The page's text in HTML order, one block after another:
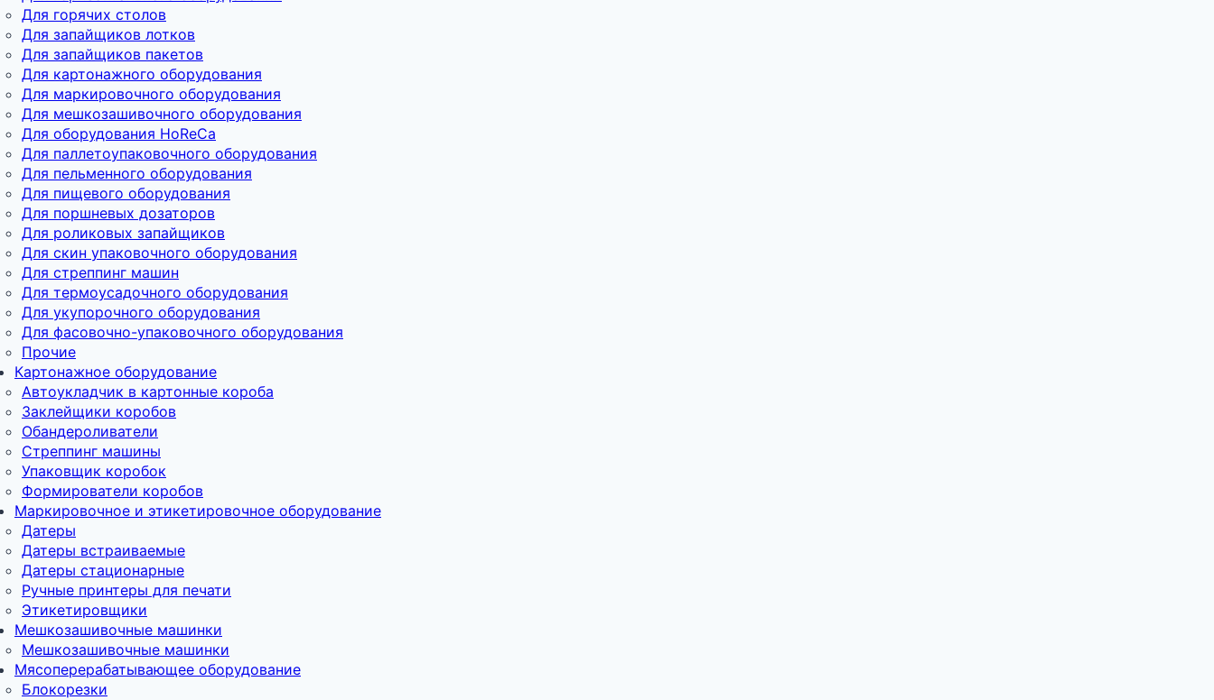
Для горячих столов
Для запайщиков лотков
Для запайщиков пакетов
Для картонажного оборудования
Для маркировочного оборудования
Для мешкозашивочного оборудования
Для оборудования HoReCa
Для паллетоупаковочного оборудования
Для пельменного оборудования
Для пищевого оборудования
Для поршневых дозаторов
Для роликовых запайщиков
Для скин упаковочного оборудования
Для стреппинг машин
Для термоусадочного оборудования
Для укупорочного оборудования
Для фасовочно-упаковочного оборудования
Прочие
Картонажное оборудование
Автоукладчик в картонные короба
Заклейщики коробов
Обандероливатели
Стреппинг машины
Упаковщик коробок
Формирователи коробов
Маркировочное и этикетировочное оборудование
Датеры
Датеры встраиваемые
Датеры стационарные
Ручные принтеры для печати
Этикетировщики
Мешкозашивочные машинки
Мешкозашивочные машинки
Мясоперерабатывающее оборудование
Блокорезки